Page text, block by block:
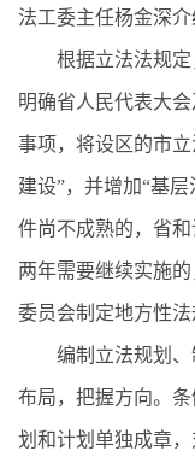
法工委主任杨金深介
根据立法法规定
明确省人民代表大
事项，将设区的市
建设”，并增加“基
件尚不成熟的，省
两年需要继续实施
委员会制定地方性法
编制立法规划、
布局，把握方向。
划和计划单独成章